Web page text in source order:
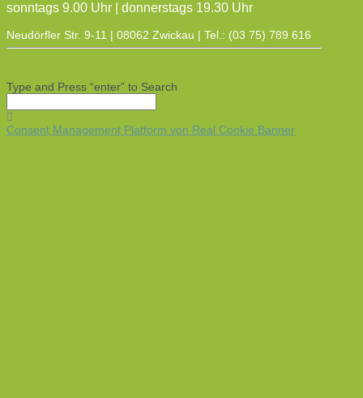
sonntags 9.00 Uhr | donnerstags 19.30 Uhr
Neudörfler Str. 9-11 | 08062 Zwickau | Tel.: (03 75) 789 616
Type and Press “enter” to Search
Consent Management Platform von Real Cookie Banner